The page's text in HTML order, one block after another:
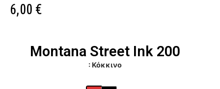
6,00 €
Montana Street Ink 200
: Κόκκινο